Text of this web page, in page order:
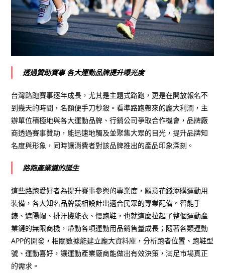
透過贊助賽事 各大運動品牌提升曝光度
台灣路跑賽事逐年成長，尤其是主題式路跑，更是在開放報名不
到幾天的時間，名額便手刀秒殺。看準路跑帶來的龐大利潤，主
辦單位積極地與各大運動品牌、行銷公司爭取合作機會，品牌廠
商透過賽事贊助，能迅速地觸及並聚集大眾的目光，提升品牌知
名度與形象，同時讓消費者對該品牌推出的產品印象深刻。
路跑產業鏈的誕生
這些路跑愛好者為提升賽事參與的專業度，願意花錢添購運動用
裝備，各大知名品牌競相設計出適合民眾的專業配備。智能手
錶、遮陽帽、排汗機能衣、慢跑鞋，也就這麼拉起了整個運動產
業鏈的無限商機，帶動各項運動用品銷售量成長；隨著各類運動
APP的開發，相關數據能建立龐大資料庫，分析跑者位置、跑鞋型
號、運動喜好，讓運動產業廠商能做出有效決策，滿足市場真正
的需求。